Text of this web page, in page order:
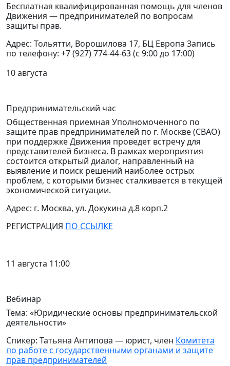
Бесплатная квалифицированная помощь для членов
Движения — предпринимателей по вопросам
защиты прав.
Адрес: Тольятти, Ворошилова 17, БЦ Европа Запись
по телефону: +7 (927) 774-44-63 (с 9:00 до 17:00)
10 августа
Предпринимательский час
Общественная приемная Уполномоченного по
защите прав предпринимателей по г. Москве (СВАО)
при поддержке Движения проведет встречу для
представителей бизнеса. В рамках мероприятия
состоится открытый диалог, направленный на
выявление и поиск решений наиболее острых
проблем, с которыми бизнес сталкивается в текущей
экономической ситуации.
Адрес: г. Москва, ул. Докукина д.8 корп.2
РЕГИСТРАЦИЯ ПО ССЫЛКЕ
11 августа 11:00
Вебинар
Тема: «Юридические основы предпринимательской
деятельности»
Спикер: Татьяна Антипова — юрист, член Комитета
по работе с государственными органами и защите
прав предпринимателей